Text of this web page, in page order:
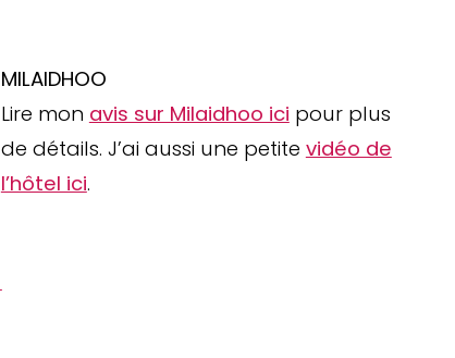
MILAIDHOO
Lire mon avis sur Milaidhoo ici pour plus
de détails. J’ai aussi une petite vidéo de
l’hôtel ici.